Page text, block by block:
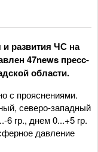
развития ЧС на
47news пресс-
области.
с прояснениями.
северо-западный
6 гр., днем 0...+5 гр.
давление